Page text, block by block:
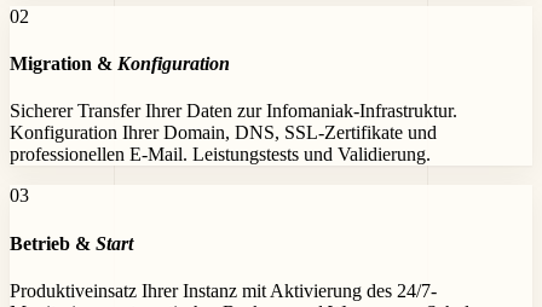
02
Migration & Konfiguration
Sicherer Transfer Ihrer Daten zur Infomaniak-Infrastruktur.
Konfiguration Ihrer Domain, DNS, SSL-Zertifikate und
professionellen E-Mail. Leistungstests und Validierung.
03
Betrieb & Start
Produktiveinsatz Ihrer Instanz mit Aktivierung des 24/7-